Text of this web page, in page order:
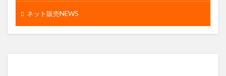
ネット販売NEWS